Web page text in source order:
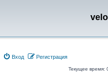
Вход Регистрация
Текущее время: